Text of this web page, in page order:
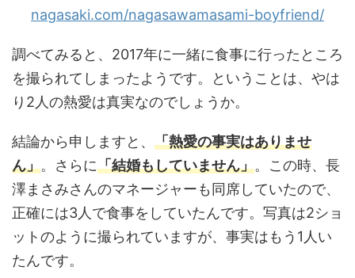
nagasaki.com/nagasawamasami-boyfriend/
調べてみると、2017年に一緒に食事に行ったところ
を撮られてしまったようです。ということは、やは
り2人の熱愛は真実なのでしょうか。
結論から申しますと、 「熱愛の事実はありませ
ん」。さらに「結婚もしていません」。この時、長
澤まさみさんのマネージャーも同席していたので、
正確には3人で食事をしていたんです。写真は2ショ
ットのように撮られていますが、事実はもう1人い
たんです。